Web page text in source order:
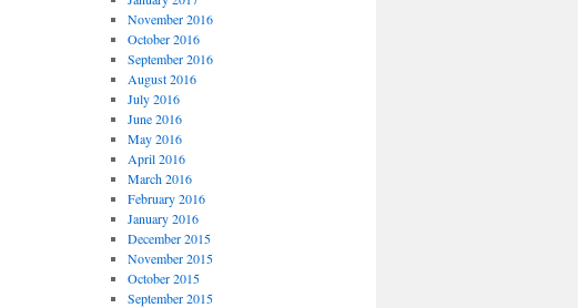
November 2016
October 2016
September 2016
August 2016
July 2016
June 2016
May 2016
April 2016
March 2016
February 2016
January 2016
December 2015
November 2015
October 2015
September 2015